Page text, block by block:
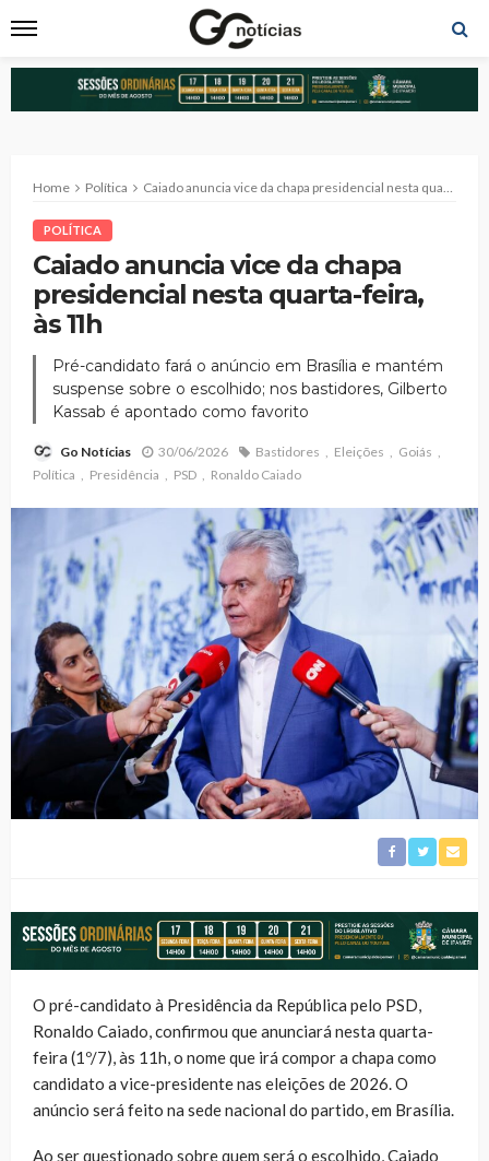
Home Política Caiado anuncia vice da chapa presidencial nesta quarta-feira, às 11h
POLÍTICA
Caiado anuncia vice da chapa
presidencial nesta quarta-feira,
às 11h
Pré-candidato fará o anúncio em Brasília e mantém
suspense sobre o escolhido; nos bastidores, Gilberto
Kassab é apontado como favorito
Go Notícias 30/06/2026 Bastidores Eleições
Goiás
Política
Presidência PSD Ronaldo Caiado
O pré-candidato à Presidência da República pelo PSD,
Ronaldo Caiado, confirmou que anunciará nesta quarta-
feira (1º/7), às 11h, o nome que irá compor a chapa como
candidato a vice-presidente nas eleições de 2026. O
anúncio será feito na sede nacional do partido, em Brasília.
Ao ser questionado sobre quem será o escolhido, Caiado